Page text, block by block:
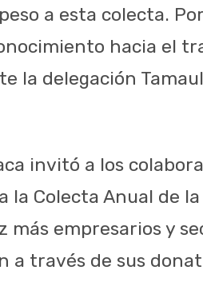
a esta colecta.
hacia el
la delegación
invitó a los
Colecta Anual de la
más empresarios y
a través de sus